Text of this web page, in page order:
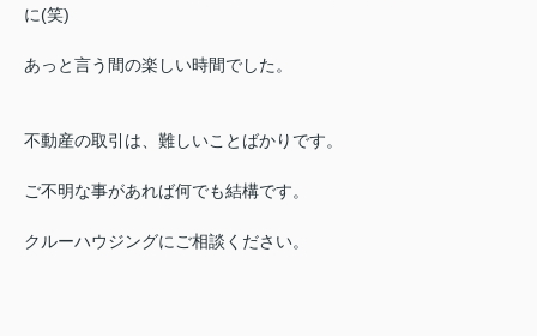
に(笑)
あっと言う間の楽しい時間でした。
不動産の取引は、難しいことばかりです。
ご不明な事があれば何でも結構です。
クルーハウジングにご相談ください。